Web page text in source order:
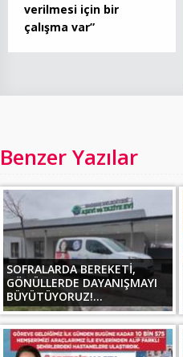
verilmesi için bir
çalışma var”
Benzer Yazılar
SOFRALARDA BEREKETİ,
GÖNÜLLERDE DAYANIŞMAYI
BÜYÜTÜYORUZ!...